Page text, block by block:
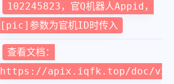
102245823，官Q机器人Appid，
[pic]参数为官机ID时传入
查看文档：
https://apix.iqfk.top/doc/v2